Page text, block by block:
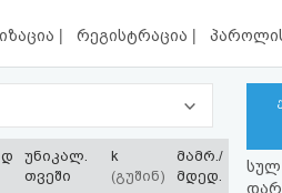
| რეგისტრაცია |
უნიკალ.
თვეში
k
(გუშინ)
მამრ./
მდედ.
სულ